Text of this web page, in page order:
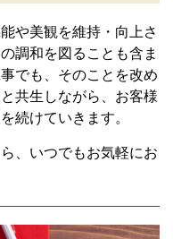
や美観を維持・向上さ
調和を図ることも含ま
でも、そのことを改め
共生しながら、お客様
続けていきます。
、いつでもお気軽にお